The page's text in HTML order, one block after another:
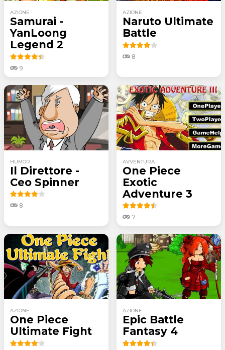
AZIONE
Samurai -
YanLoong
Legend 2
9
AZIONE
Naruto Ultimate
Battle
8
HUMOR
Il Direttore -
Ceo Spinner
8
AVVENTURA
One Piece
Exotic
Adventure 3
7
AZIONE
One Piece
Ultimate Fight
AZIONE
Epic Battle
Fantasy 4